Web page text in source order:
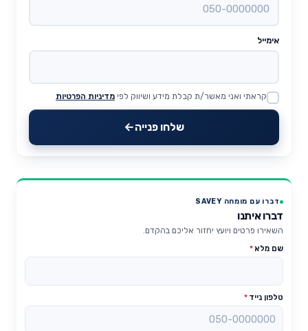
אימייל
Website
קראתי ואני מאשר/ת קבלת מידע ושיווק לפי מדיניות הפרטיות
שלחו פנייה
דברו עם מומחה SAVEY
דברו איתנו
השאירו פרטים ויועץ יחזור אליכם בהקדם.
שם מלא*
טלפון נייד *